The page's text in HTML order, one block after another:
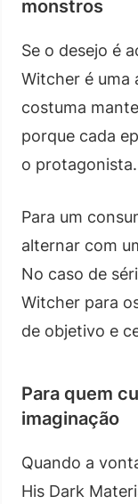
monstros
Se o desejo é
Witcher é uma
costuma
porque cada
o protagonista.
Para um
alternar com
No caso de
Witcher para
de objetivo e
Para quem
imaginação
Quando a
His Dark